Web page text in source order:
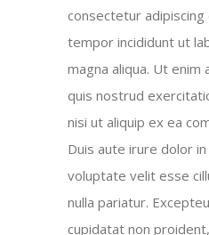
consectetur
tempor incididunt ut
magna aliqua. Ut enim
quis nostrud
nisi ut aliquip ex ea
Duis aute irure dolor
voluptate velit esse
nulla pariatur.
cupidatat non